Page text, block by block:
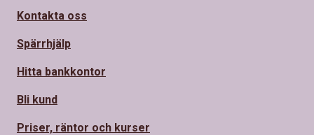
Kontakta oss
Spärrhjälp
Hitta bankkontor
Bli kund
Priser, räntor och kurser